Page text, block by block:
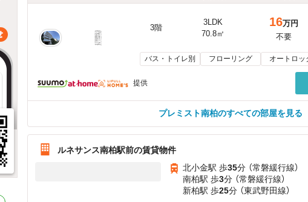
3階
3LDK
70.8㎡
16万円
不要
バス・トイレ別 フローリング オートロッ
提供
プレミスト南柏のすべての部屋を見る
ルネサンス南柏駅前の賃貸物件
北小金駅 歩35分 （常磐緩行線）
南柏駅 歩3分 （常磐緩行線）
新柏駅 歩25分 （東武野田線）